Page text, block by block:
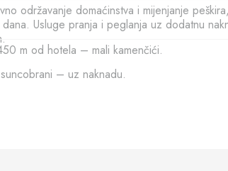
održavanje domaćinstva i mijenjanje
Usluge pranja i peglanja uz dodatnu
m od hotela – mali kamenčići.
– uz naknadu.